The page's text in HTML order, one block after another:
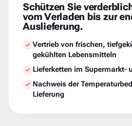
Schützen Sie
vom Verladen bis zur
Auslieferung.
Vertrieb von frischen,
gekühlten Lebensmitteln
Lieferketten im Supermarkt-
Nachweis der
Lieferung